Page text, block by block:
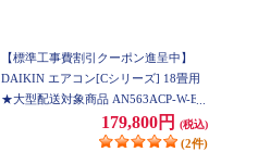
【標準工事費割引クーポン進呈中】
DAIKIN エアコン[Cシリーズ] 18畳用
★大型配送対象商品 AN563ACP-W-ES
179,800円 (税込)
(2件)